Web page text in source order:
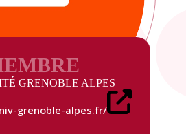
GRENOBLE ALPES
grenoble-alpes.fr/